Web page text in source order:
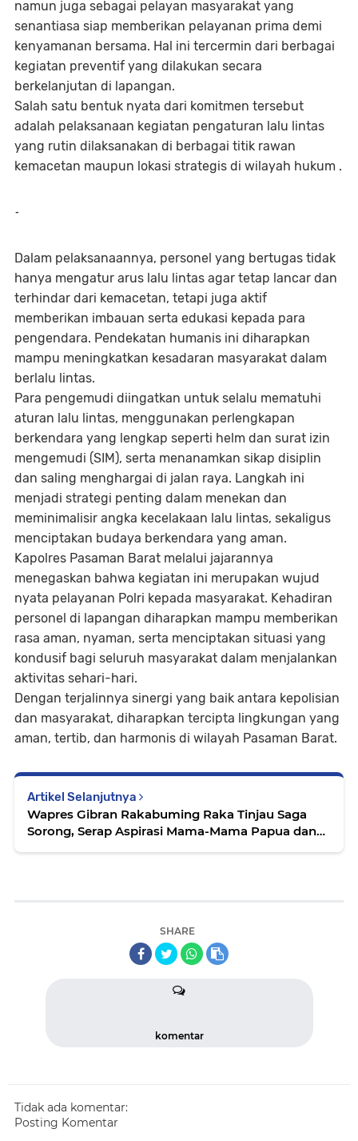
namun juga sebagai pelayan masyarakat yang
senantiasa siap memberikan pelayanan prima demi
kenyamanan bersama. Hal ini tercermin dari berbagai
kegiatan preventif yang dilakukan secara
berkelanjutan di lapangan.
Salah satu bentuk nyata dari komitmen tersebut
adalah pelaksanaan kegiatan pengaturan lalu lintas
yang rutin dilaksanakan di berbagai titik rawan
kemacetan maupun lokasi strategis di wilayah hukum .
-
Dalam pelaksanaannya, personel yang bertugas tidak
hanya mengatur arus lalu lintas agar tetap lancar dan
terhindar dari kemacetan, tetapi juga aktif
memberikan imbauan serta edukasi kepada para
pengendara. Pendekatan humanis ini diharapkan
mampu meningkatkan kesadaran masyarakat dalam
berlalu lintas.
Para pengemudi diingatkan untuk selalu mematuhi
aturan lalu lintas, menggunakan perlengkapan
berkendara yang lengkap seperti helm dan surat izin
mengemudi (SIM), serta menanamkan sikap disiplin
dan saling menghargai di jalan raya. Langkah ini
menjadi strategi penting dalam menekan dan
meminimalisir angka kecelakaan lalu lintas, sekaligus
menciptakan budaya berkendara yang aman.
Kapolres Pasaman Barat melalui jajarannya
menegaskan bahwa kegiatan ini merupakan wujud
nyata pelayanan Polri kepada masyarakat. Kehadiran
personel di lapangan diharapkan mampu memberikan
rasa aman, nyaman, serta menciptakan situasi yang
kondusif bagi seluruh masyarakat dalam menjalankan
aktivitas sehari-hari.
Dengan terjalinnya sinergi yang baik antara kepolisian
dan masyarakat, diharapkan tercipta lingkungan yang
aman, tertib, dan harmonis di wilayah Pasaman Barat.
Artikel Selanjutnya
Wapres Gibran Rakabuming Raka Tinjau Saga
Sorong, Serap Aspirasi Mama-Mama Papua dan
SHARE
komentar
Tidak ada komentar:
Posting Komentar